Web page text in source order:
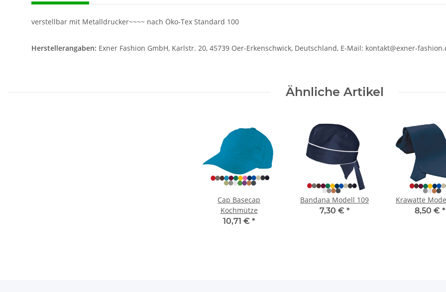
verstellbar mit Metalldrucker~~~~ nach Öko-Tex Standard 100
Herstellerangaben: Exner Fashion GmbH, Karlstr. 20, 45739 Oer-Erkenschwick, Deutschland, E-Mail: kontakt@exner-
Ähnliche Artikel
Cap Basecap
Kochmütze
10,71 € *
Bandana Modell 109
7,30 € *
Krawatte
8,50 € *